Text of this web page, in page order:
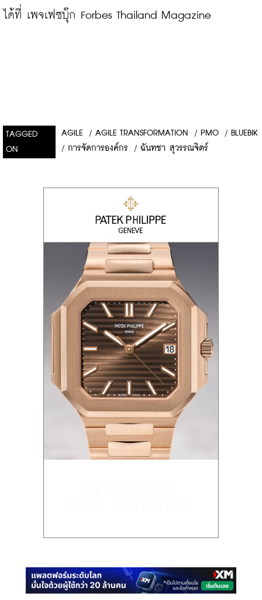
ได้ที่ เพจเฟซบุ๊ก Forbes Thailand Magazine
TAGGED
ON
AGILE / AGILE TRANSFORMATION / PMO / BLUEBIK
/ การจัดการองค์กร / ฉันทชา สุวรรณจิตร์